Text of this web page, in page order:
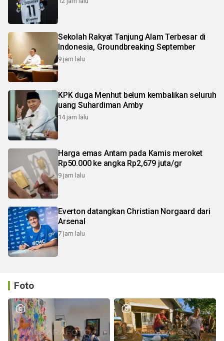
Sekolah Rakyat Tanjung Alam Terbesar di
Indonesia, Groundbreaking September
9 jam lalu
KPK duga Menhut belum kembalikan seluruh
uang Suhardiman Amby
14 jam lalu
Harga emas Antam pada Kamis meroket
Rp50.000 ke angka Rp2,679 juta/gr
9 jam lalu
Everton datangkan Christian Norgaard dari
Arsenal
7 jam lalu
Foto